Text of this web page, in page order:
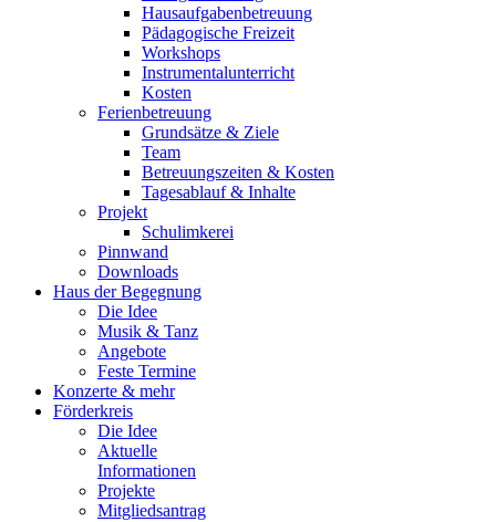
Hausaufgabenbetreuung
Pädagogische Freizeit
Workshops
Instrumentalunterricht
Kosten
Ferienbetreuung
Grundsätze & Ziele
Team
Betreuungszeiten & Kosten
Tagesablauf & Inhalte
Projekt
Schulimkerei
Pinnwand
Downloads
Haus der Begegnung
Die Idee
Musik & Tanz
Angebote
Feste Termine
Konzerte & mehr
Förderkreis
Die Idee
Aktuelle
Informationen
Projekte
Mitgliedsantrag